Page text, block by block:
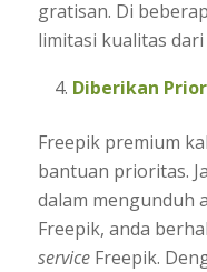
gratisan. Di
limitasi kualitas
Diberikan
Freepik premium
bantuan prioritas.
dalam mengunduh
Freepik, anda
serviceFreepik.